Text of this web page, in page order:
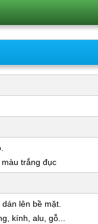
trắng đục
lên bề mặt.
kính, alu, gỗ...